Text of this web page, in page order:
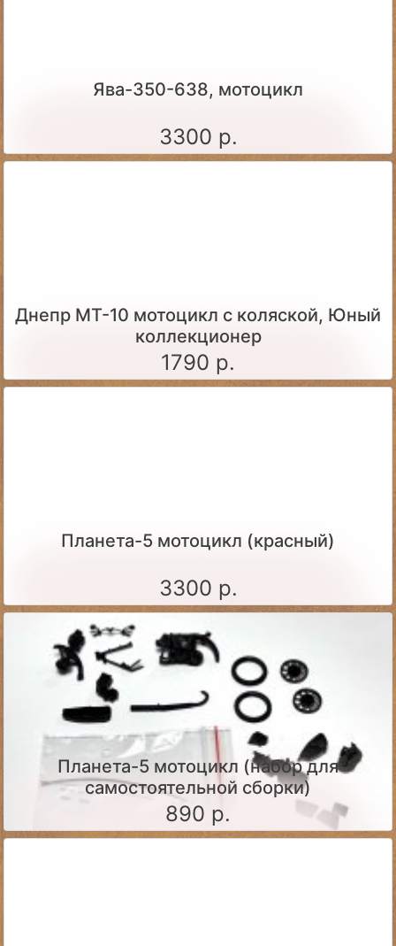
Ява-350-638, мотоцикл
3300 р.
Днепр МТ-10 мотоцикл с коляской, Юный
коллекционер
1790 р.
Планета-5 мотоцикл (красный)
3300 р.
Планета-5 мотоцикл (набор для
самостоятельной сборки)
890 р.